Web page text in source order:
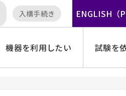
入構手続き ENGLISH（
機器を利用したい 試験を